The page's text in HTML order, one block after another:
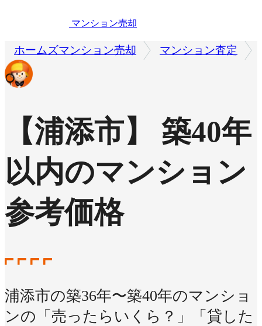
マンション売却
ホームズマンション売却 マンション査定
【浦添市】 築40年
以内のマンション
参考価格
浦添市の築36年〜築40年のマンショ
ンの「売ったらいくら？」「貸した